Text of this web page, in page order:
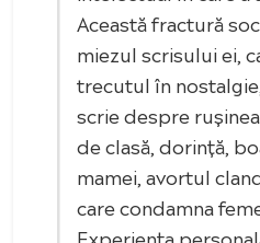
Această fractură
miezul scrisului ei,
trecutul în
scrie despre
de clasă, dorință,
mamei, avortul
care condamna
Experiența